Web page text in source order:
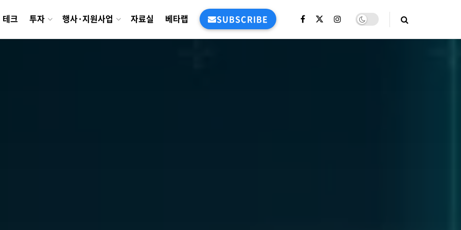
테크 투자 행사·지원사업 자료실 베타랩 SUBSCRIBE